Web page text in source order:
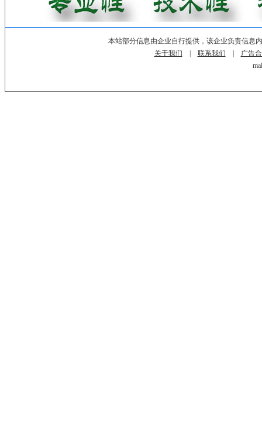
本站部分信息由企业自行提供，该企业负责信息
关于我们
联系我们
广告